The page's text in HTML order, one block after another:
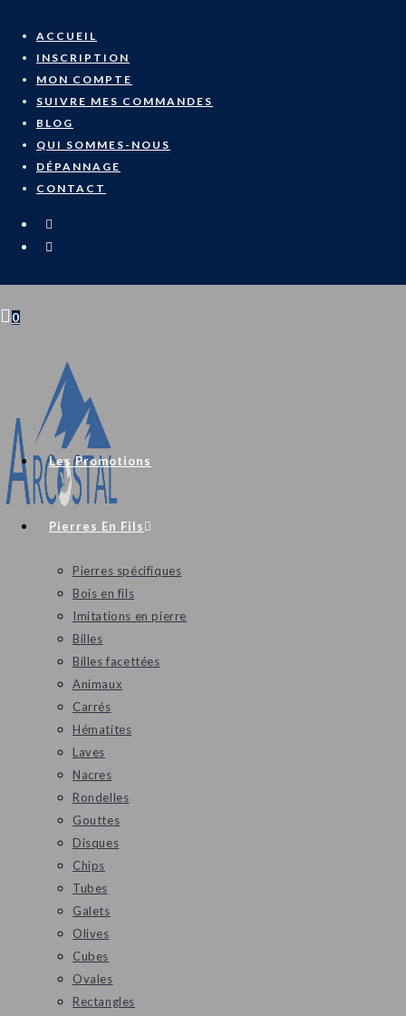
content
ACCUEIL
INSCRIPTION
MON COMPTE
SUIVRE MES COMMANDES
BLOG
QUI SOMMES-NOUS
DÉPANNAGE
CONTACT
0
Les Promotions
Pierres En Fils
Pierres spécifiques
Bois en fils
Imitations en pierre
Billes
Billes facettées
Animaux
Carrés
Hématites
Laves
Nacres
Rondelles
Gouttes
Disques
Chips
Tubes
Galets
Olives
Cubes
Ovales
Rectangles